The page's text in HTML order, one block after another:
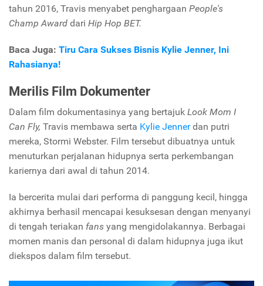
tahun 2016, Travis menyabet penghargaan People's
Champ Award dari Hip Hop BET.
Baca Juga: Tiru Cara Sukses Bisnis Kylie Jenner, Ini
Rahasianya!
Merilis Film Dokumenter
Dalam film dokumentasinya yang bertajuk Look Mom I
Can Fly, Travis membawa serta Kylie Jennerdan putri
mereka, Stormi Webster. Film tersebut dibuatnya untuk
menuturkan perjalanan hidupnya serta perkembangan
kariernya dari awal di tahun 2014.
Ia bercerita mulai dari performa di panggung kecil, hingga
akhirnya berhasil mencapai kesuksesan dengan menyanyi
di tengah teriakan fans yang mengidolakannya. Berbagai
momen manis dan personal di dalam hidupnya juga ikut
diekspos dalam film tersebut.